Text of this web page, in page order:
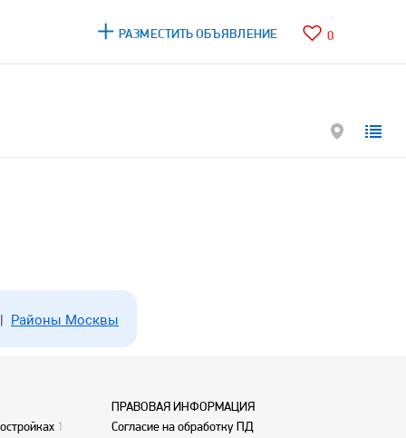
РАЗМЕСТИТЬ ОБЪЯВЛЕНИЕ 0
| Районы Москвы
1
ПРАВОВАЯ ИНФОРМАЦИЯ
Согласие на обработку ПД